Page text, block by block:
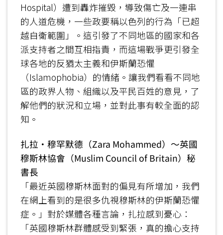
Hospital）遭到轟炸摧毀，導致傷亡及一連串
的人道危機，一些政要稱以色列的行為「已超
越自衛範圍」。這引發了不同地區的國家和各
派支持者之間互相指責，而這場戰爭更引發全
球各地的反猶太主義和伊斯蘭恐懼
（Islamophobia）的情緒。讓我們看看不同地
區的政界人物、組織以及平民百姓的意見，了
解他們的狀況和立場，並對此事有較全面的認
知。
扎拉‧穆罕默德（Zara Mohammed）～英國
穆斯林協會（Muslim Council of Britain）秘
書長
「最近英國穆斯林面對的偏見有所增加，我們
在網上看到的是很多仇視穆斯林的伊斯蘭恐懼
症。」對於媒體各種言論，扎拉感到憂心：
「英國穆斯林群體感受到緊張，真的擔心支持